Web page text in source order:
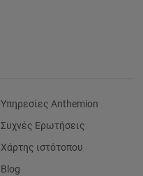
Υπηρεσίες Anthemion
Συχνές Ερωτήσεις
Χάρτης ιστότοπου
Blog